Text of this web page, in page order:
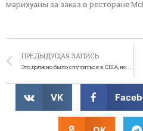
марихуаны за заказ в ресторане
ПРЕДЫДУЩАЯ ЗАПИСЬ
Это должно было случиться в США, но случилось в Китае
VK